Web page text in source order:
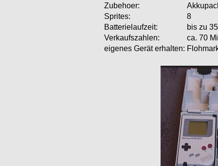
Zubehoer:
Sprites:
8
Batterielaufzeit:
bis zu
Verkaufszahlen:
ca. 70
eigenes Gerät erhalten: